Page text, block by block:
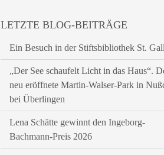
LETZTE BLOG-BEITRÄGE
Ein Besuch in der Stiftsbibliothek St.
„Der See schaufelt Licht in das Haus“.
neu eröffnete Martin-Walser-Park in
bei Überlingen
Lena Schätte gewinnt den Ingeborg-
Bachmann-Preis 2026